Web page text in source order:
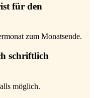
für den
zum Monatsende.
schriftlich
möglich.